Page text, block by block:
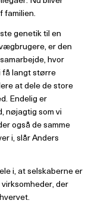
familien.
genetik til en
er den
hvor
få langt større
at dele de store
Endelig er
nøjagtig som vi
også de samme
i, slår Anders
i, at selskaberne er
der